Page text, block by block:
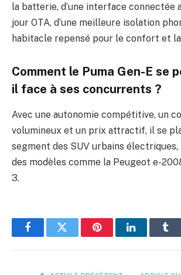
la batterie, d’une interface connectée
jour OTA, d’une meilleure isolation
habitacle repensé pour le confort et
Comment le Puma Gen-E se
il face à ses concurrents ?
Avec une autonomie compétitive, un
volumineux et un prix attractif, il se
segment des SUV urbains électriques,
des modèles comme la Peugeot e-
3.
FacebookTwitter PinterestLinkedIn